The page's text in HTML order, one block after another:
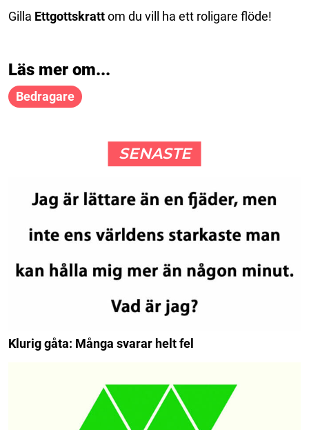
Gilla Ettgottskrattom du vill ha ett roligare flöde!
Läs mer om...
Bedragare
SENASTE
Klurig gåta: Många svarar helt fel